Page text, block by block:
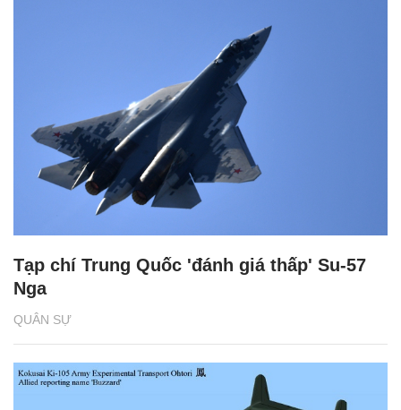
QUÂN SỰ
Tạp chí Trung Quốc 'đánh giá thấp' Su-57
Nga